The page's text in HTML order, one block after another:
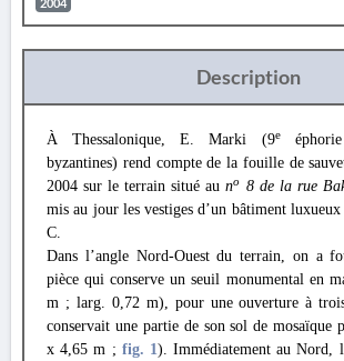
2004
Description
À Thessalonique, E. Marki (9eéphorie
byzantines) rend compte de la fouille de
2004 sur le terrain situé auno 8 de la rue
mis au jour les vestiges d’un bâtiment
C.
Dans l’angle Nord-Ouest du terrain, on a
pièce qui conserve un seuil monumental en
m ; larg. 0,72 m), pour une ouverture à
conservait une partie de son sol de mosaïque
x 4,65 m ; fig. 1). Immédiatement au Nord,